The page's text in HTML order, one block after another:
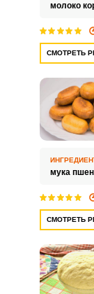
молоко
СМОТРЕТЬ
мука
СМОТРЕТЬ